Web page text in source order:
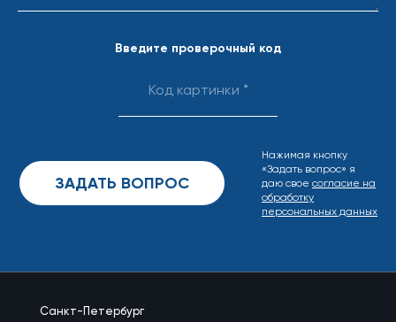
Введите проверочный код
Нажимая кнопку
«Задать вопрос» я
даю свое согласие на
обработку
персональных данных
Санкт-Петербург